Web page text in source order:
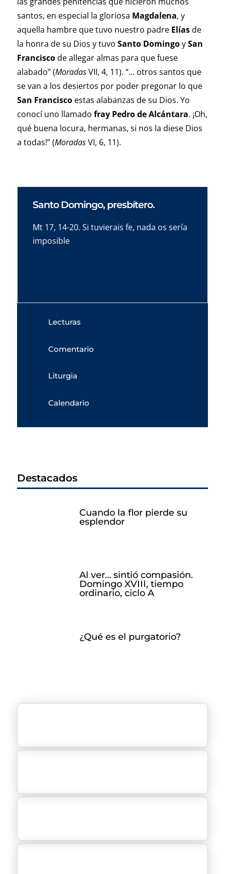
santos, en especial la gloriosa Magdalena, y
aquella hambre que tuvo nuestro padre Elíasde
la honra de su Dios y tuvo Santo DomingoySan
Franciscode allegar almas para que fuese
alabado” (MoradasVII, 4, 11). “… otros santos que
se van a los desiertos por poder pregonar lo que
San Franciscoestas alabanzas de su Dios. Yo
conocí uno llamado fray Pedro de Alcántara. ¡Oh,
qué buena locura, hermanas, si nos la diese Dios
a todas!” (MoradasVI, 6, 11).
Santo Domingo, presbítero.
Mt 17, 14-20. Si tuvierais fe, nada os sería
imposible
Lecturas
Comentario
Liturgia
Calendario
Destacados
Cuando la flor pierde su
esplendor
Al ver… sintió compasión.
Domingo XVIII, tiempo
ordinario, ciclo A
¿Qué es el purgatorio?